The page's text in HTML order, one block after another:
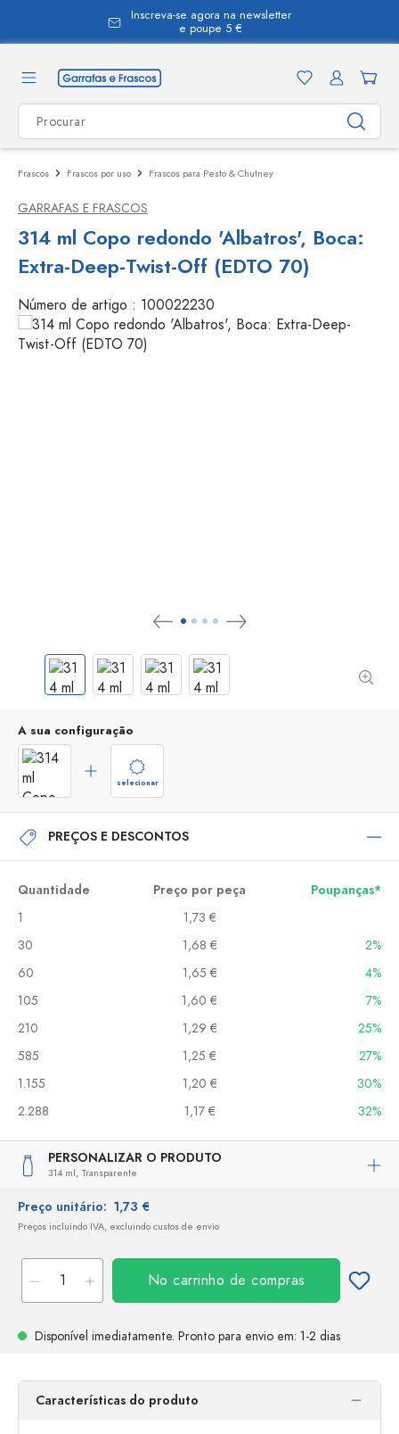
Inscreva-se agora na newsletter
e poupe 5 €
Frascos Frascos por uso Frascos para Pesto & Chutney
GARRAFAS E FRASCOS
314 ml Copo redondo 'Albatros', Boca:
Extra-Deep-Twist-Off (EDTO 70)
Número de artigo : 100022230
A sua configuração
selecionar
PREÇOS E DESCONTOS
Quantidade Preço por peça
Poupanças*
1
1,73 €
30
1,68 €
2%
60
1,65 €
4%
105
1,60 €
7%
210
1,29 €
25%
585
1,25 €
27%
1.155
1,20 €
30%
2.288
1,17 € 32%
PERSONALIZAR O PRODUTO
314 ml, Transparente
Preço unitário: 1,73 €
Preços incluindo IVA, excluindo custos de envio
No carrinho de compras
Disponível imediatamente. Pronto para envio em: 1-2 dias
Características do produto